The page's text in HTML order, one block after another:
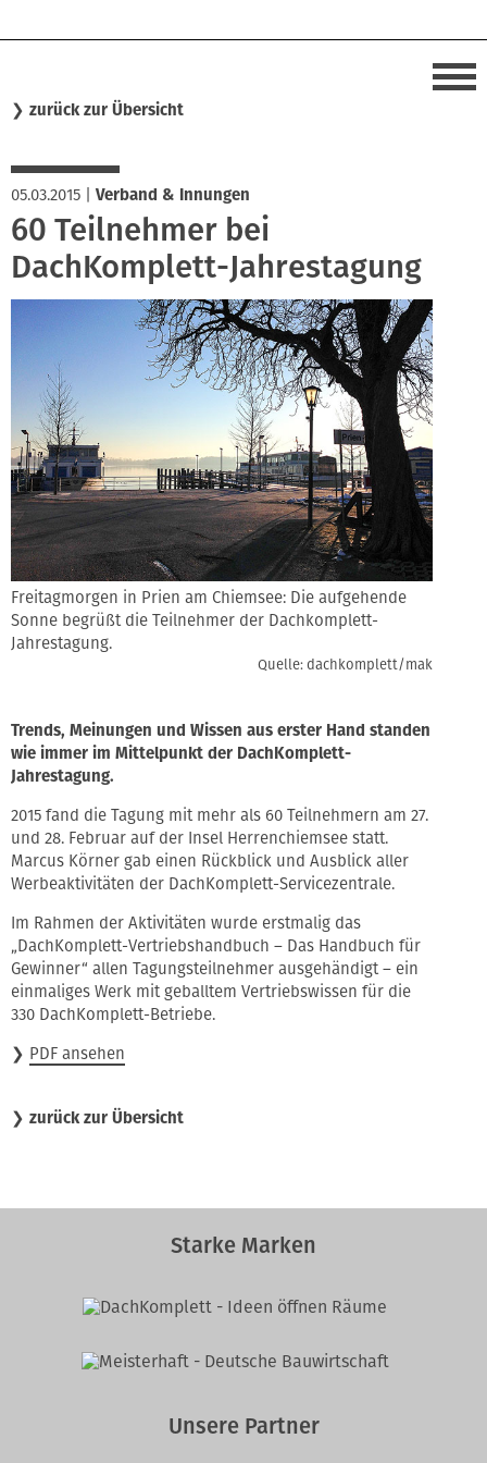
❯ zurück zur Übersicht
05.03.2015 Verband & Innungen
60 Teilnehmer bei
DachKomplett-Jahrestagung
Freitagmorgen in Prien am Chiemsee: Die aufgehende
Sonne begrüßt die Teilnehmer der Dachkomplett-
Jahrestagung.
Quelle: dachkomplett/mak
Trends, Meinungen und Wissen aus erster Hand standen
wie immer im Mittelpunkt der DachKomplett-
Jahrestagung.
2015 fand die Tagung mit mehr als 60 Teilnehmern am 27.
und 28. Februar auf der Insel Herrenchiemsee statt.
Marcus Körner gab einen Rückblick und Ausblick aller
Werbeaktivitäten der DachKomplett-Servicezentrale.
Im Rahmen der Aktivitäten wurde erstmalig das
„DachKomplett-Vertriebshandbuch – Das Handbuch für
Gewinner“ allen Tagungsteilnehmer ausgehändigt – ein
einmaliges Werk mit geballtem Vertriebswissen für die
330 DachKomplett-Betriebe.
❯ PDF ansehen
❯ zurück zur Übersicht
Starke Marken
Unsere Partner